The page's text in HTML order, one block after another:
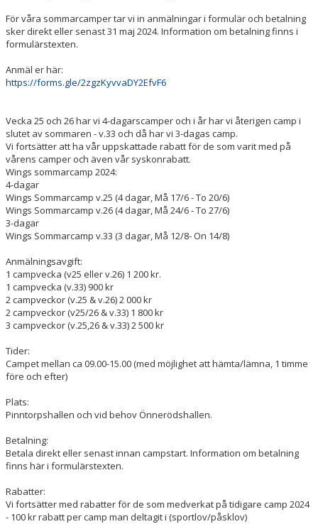
För våra sommarcamper tar vi in anmälningar i formulär och betalning
sker direkt eller senast 31 maj 2024. Information om betalning finns i
formulärstexten.
Anmäl er här:
https://forms.gle/2zgzKyvvaDY2EfvF6
Vecka 25 och 26 har vi 4-dagarscamper och i år har vi återigen camp i
slutet av sommaren - v.33 och då har vi 3-dagas camp.
Vi fortsätter att ha vår uppskattade rabatt för de som varit med på
vårens camper och även vår syskonrabatt.
Wings sommarcamp 2024:
4-dagar
Wings Sommarcamp v.25 (4 dagar, Må 17/6 - To 20/6)
Wings Sommarcamp v.26 (4 dagar, Må 24/6 - To 27/6)
3-dagar
Wings Sommarcamp v.33 (3 dagar, Må 12/8- On 14/8)
Anmälningsavgift:
1 campvecka (v25 eller v.26) 1 200 kr.
1 campvecka (v.33) 900 kr
2 campveckor (v.25 & v.26) 2 000 kr
2 campveckor (v25/26 & v.33) 1 800 kr
3 campveckor (v.25,26 & v.33) 2 500 kr
Tider:
Campet mellan ca 09.00-15.00 (med möjlighet att hämta/lämna, 1 timme
före och efter)
Plats:
Pinntorpshallen och vid behov Önnerödshallen.
Betalning:
Betala direkt eller senast innan campstart. Information om betalning
finns här i formulärstexten.
Rabatter:
Vi fortsätter med rabatter för de som medverkat på tidigare camp 2024
- 100 kr rabatt per camp man deltagit i (sportlov/påsklov)